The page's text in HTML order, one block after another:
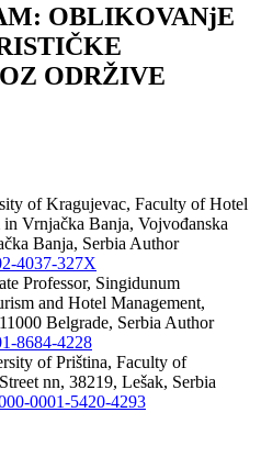
OBLIKOVANjE
ODRŽIVE
of Kragujevac, Faculty of Hotel
Vrnjačka Banja, Vojvođanska
Banja, Serbia Author
4037-327X
Professor, Singidunum
and Hotel Management,
Belgrade, Serbia Author
8684-4228
of Priština, Faculty of
nn, 38219, Lešak, Serbia
0001-5420-4293